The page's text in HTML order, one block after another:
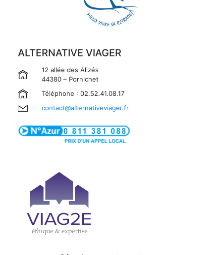
ALTERNATIVE VIAGER
12 allée des Alizés
44380 – Pornichet
Téléphone : 02.52.41.08.17
contact@alternativeviager.fr